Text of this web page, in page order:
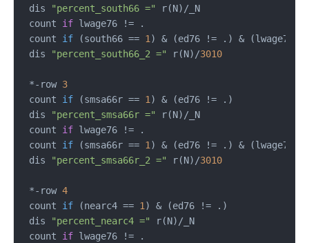
dis
"percent_south66 ="
r(N)/_N
count if lwage76 != .
count if (south66 == 1 )
& (ed76 != .) & (lwage76
dis
"percent_south66_2 =" r(N)/3010
*-row 3
count if (smsa66r == 1 )
& (ed76 != .)
dis
"percent_smsa66r ="
r(N)/_N
count if lwage76 != .
count if (smsa66r == 1 )
& (ed76 != .) & (lwage76
dis
"percent_smsa66r_2 =" r(N)/3010
*-row 4
count if (nearc4 == 1 )
& (ed76 != .)
dis
"percent_nearc4 ="
r(N)/_N
count if lwage76 != .